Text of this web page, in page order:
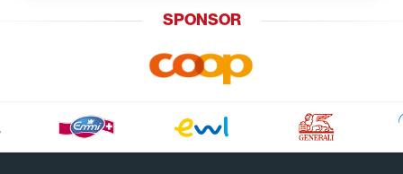
SPONSOR